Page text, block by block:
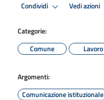
Condividi Vedi azioni
Categorie:
Comune
Lavoro
Argomenti:
Comunicazione istituzionale